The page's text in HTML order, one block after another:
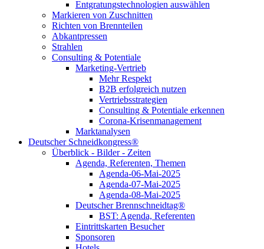
Entgratungstechnologien auswählen
Markieren von Zuschnitten
Richten von Brennteilen
Abkantpressen
Strahlen
Consulting & Potentiale
Marketing-Vertrieb
Mehr Respekt
B2B erfolgreich nutzen
Vertriebsstrategien
Consulting & Potentiale erkennen
Corona-Krisenmanagement
Marktanalysen
Deutscher Schneidkongress®
Überblick - Bilder - Zeiten
Agenda, Referenten, Themen
Agenda-06-Mai-2025
Agenda-07-Mai-2025
Agenda-08-Mai-2025
Deutscher Brennschneidtag®
BST: Agenda, Referenten
Eintrittskarten Besucher
Sponsoren